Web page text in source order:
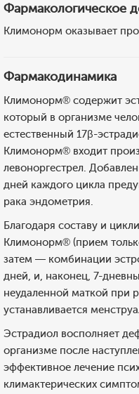
Фармакологическое
Климонорм оказывает
Фармакодинамика
Климонорм® содержит
который в организме
естественный 17β-
Климонорм® входит
левоноргестрел.
дней каждого цикла
рака эндометрия.
Благодаря составу и
Климонорм® (прием
затем — комбинации
дней, и, наконец, 7-
неудаленной маткой при
устанавливается
Эстрадиол восполняет
организме после
эффективное лечение
климактерических